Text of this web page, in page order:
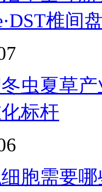
椎间
虫夏草
标杆
胞需要